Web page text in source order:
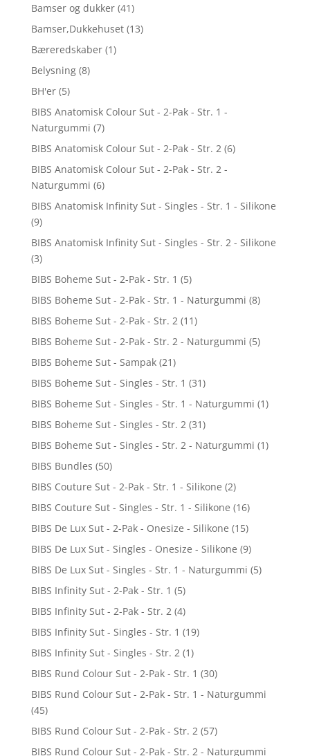
Bamser og dukker (41)
Bamser,Dukkehuset (13)
Bæreredskaber (1)
Belysning (8)
BH'er (5)
BIBS Anatomisk Colour Sut - 2-Pak - Str. 1 -
Naturgummi (7)
BIBS Anatomisk Colour Sut - 2-Pak - Str. 2 (6)
BIBS Anatomisk Colour Sut - 2-Pak - Str. 2 -
Naturgummi (6)
BIBS Anatomisk Infinity Sut - Singles - Str. 1 - Silikone
(9)
BIBS Anatomisk Infinity Sut - Singles - Str. 2 - Silikone
(3)
BIBS Boheme Sut - 2-Pak - Str. 1 (5)
BIBS Boheme Sut - 2-Pak - Str. 1 - Naturgummi (8)
BIBS Boheme Sut - 2-Pak - Str. 2 (11)
BIBS Boheme Sut - 2-Pak - Str. 2 - Naturgummi (5)
BIBS Boheme Sut - Sampak (21)
BIBS Boheme Sut - Singles - Str. 1 (31)
BIBS Boheme Sut - Singles - Str. 1 - Naturgummi (1)
BIBS Boheme Sut - Singles - Str. 2 (31)
BIBS Boheme Sut - Singles - Str. 2 - Naturgummi (1)
BIBS Bundles (50)
BIBS Couture Sut - 2-Pak - Str. 1 - Silikone (2)
BIBS Couture Sut - Singles - Str. 1 - Silikone (16)
BIBS De Lux Sut - 2-Pak - Onesize - Silikone (15)
BIBS De Lux Sut - Singles - Onesize - Silikone (9)
BIBS De Lux Sut - Singles - Str. 1 - Naturgummi (5)
BIBS Infinity Sut - 2-Pak - Str. 1 (5)
BIBS Infinity Sut - 2-Pak - Str. 2 (4)
BIBS Infinity Sut - Singles - Str. 1 (19)
BIBS Infinity Sut - Singles - Str. 2 (1)
BIBS Rund Colour Sut - 2-Pak - Str. 1 (30)
BIBS Rund Colour Sut - 2-Pak - Str. 1 - Naturgummi
(45)
BIBS Rund Colour Sut - 2-Pak - Str. 2 (57)
BIBS Rund Colour Sut - 2-Pak - Str. 2 - Naturgummi